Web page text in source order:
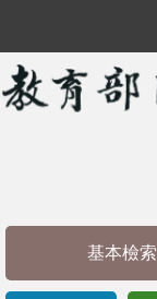
基本檢索